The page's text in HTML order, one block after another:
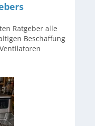
Ratgeber alle
Beschaffung